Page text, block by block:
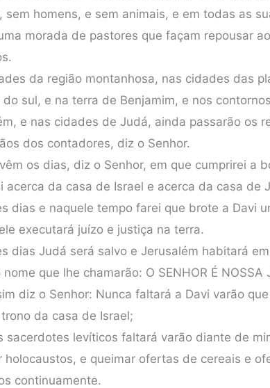
sem homens, e sem animais, e em todas as
morada de pastores que façam repousar
da região montanhosa, nas cidades das
sul, e na terra de Benjamim, e nos
e nas cidades de Judá, ainda passarão os
dos contadores, diz o Senhor.
os dias, diz o Senhor, em que cumprirei a
acerca da casa de Israel e acerca da casa de
dias e naquele tempo farei que brote a Davi
executará juízo e justiça na terra.
dias Judá será salvo e Jerusalém habitará
que lhe chamarão: O SENHOR É NOSSA
diz o Senhor: Nunca faltará a Davi varão
da casa de Israel;
sacerdotes levíticos faltará varão diante de
holocaustos, e queimar ofertas de cereais e
continuamente.